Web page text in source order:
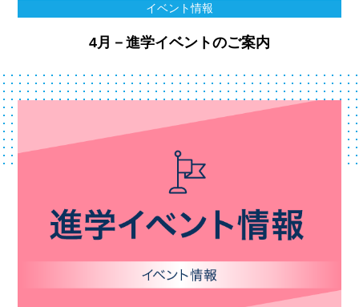
イベント情報
4月－進学イベントのご案内